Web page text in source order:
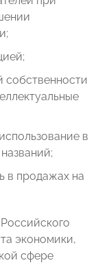
собственности
в
в продажах на
экономики,
сфере